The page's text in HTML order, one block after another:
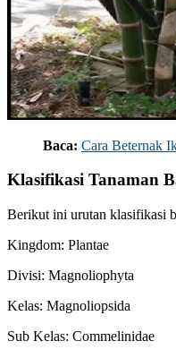
Baca: Cara Beternak
Klasifikasi Tanaman
Berikut ini urutan klasifikasi
Kingdom: Plantae
Divisi: Magnoliophyta
Kelas: Magnoliopsida
Sub Kelas: Commelinidae